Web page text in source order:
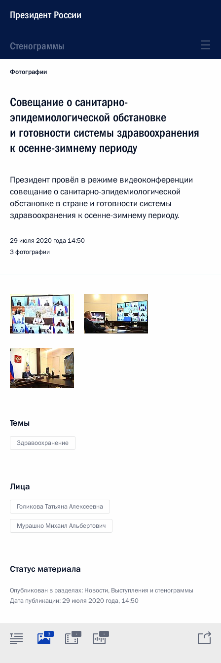
Президент России
Стенограммы
Фотографии
Совещание о санитарно-
эпидемиологической обстановке
и готовности системы здравоохранения
к осенне-зимнему периоду
Президент провёл в режиме видеоконференции
совещание о санитарно-эпидемиологической
обстановке в стране и готовности системы
здравоохранения к осенне-зимнему периоду.
29 июля 2020 года 14:50
3 фотографии
Темы
Здравоохранение
Лица
Голикова Татьяна Алексеевна
Мурашко Михаил Альбертович
Статус материала
Опубликован в разделах: Новости, Выступления и стенограммы
Дата публикации:29 июля 2020 года, 14:50
3 : :